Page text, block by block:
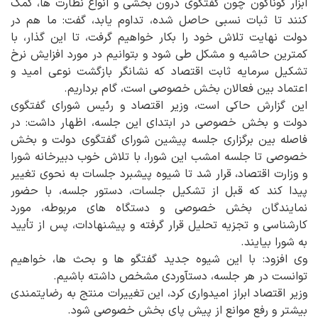
ابزار گوناگون چون گفتگوی درون بخشی و انواع نظارت ها، کمک
کنند تا ثبات نسبی حاصل شده، تداوم یابد، گفت: ما هم در
دولت نهایت تلاش خود را بکار خواهیم گرفت، تا این گذار، با
کمترین حاشیه و مشکل طی شود و بتوانیم در مورد افزایش نرخ
تشکیل سرمایه ثابت اقتصاد که نشانگر بازگشت نوعی امید و
اعتماد بین فعالان بخش خصوصی است، گام برداریم.
این گزارش حاکی است، وزیر اقتصاد و رئیس شورای گفتگوی
دولت و بخش خصوصی در ابتدای این جلسه، اظهار داشت: در
فاصله بین برگزاری جلسه پیشین شورای گفتگوی دولت و بخش
خصوصی تا جلسه امشب این شورا، با تلاش خوب دبیرخانه شورا
و وزارت اقتصاد، قرار شد تا شیوه پیشبرد جلسات به نحوی تغییر
پیدا کند که قبل از تشکیل جلسات، دستور جلسه، با حضور
نمایندگان بخش خصوصی و دستگاه های مربوطه، مورد
کارشناسی و تجزیه تحلیل قرار گرفته و پیشنهادات، پس از تأیید
به شورا بیایند.
وی افزود: با این شیوه جدید گفتگو ها و بحث ها، خواهیم
توانست در هر جلسه، دستآوردی مشخص داشته باشیم.
وزیر اقتصاد ابراز امیدواری کرد، این تغییرات منتج به رضایتمندی
بیشتر و رفع موانع از پیش پای بخش خصوصی شود.